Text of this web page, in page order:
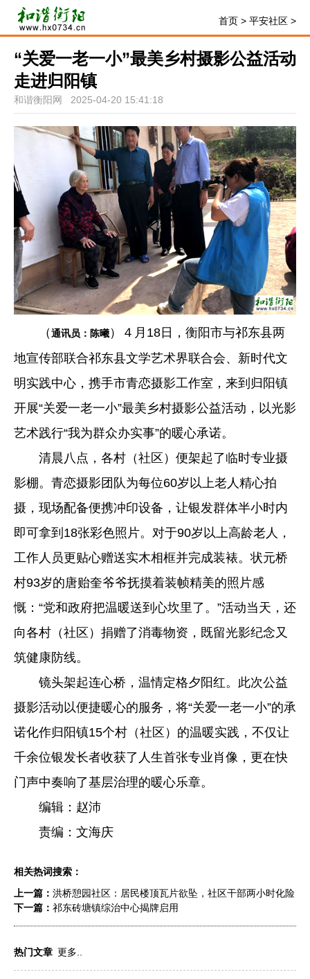
首页 > 平安社区 >
“关爱一老一小”最美乡村摄影公益活动
走进归阳镇
和谐衡阳网 2025-04-20 15:41:18
（通讯员：陈曦）４月18日，衡阳市与祁东县两
地宣传部联合祁东县文学艺术界联合会、新时代文
明实践中心，携手市青恋摄影工作室，来到归阳镇
开展“关爱一老一小”最美乡村摄影公益活动，以光影
艺术践行“我为群众办实事”的暖心承诺。
清晨八点，各村（社区）便架起了临时专业摄
影棚。青恋摄影团队为每位60岁以上老人精心拍
摄，现场配备便携冲印设备，让银发群体半小时内
即可拿到18张彩色照片。对于90岁以上高龄老人，
工作人员更贴心赠送实木相框并完成装裱。状元桥
村93岁的唐贻奎爷爷抚摸着装帧精美的照片感
慨：“党和政府把温暖送到心坎里了。”活动当天，还
向各村（社区）捐赠了消毒物资，既留光影纪念又
筑健康防线。
镜头架起连心桥，温情定格夕阳红。此次公益
摄影活动以便捷暖心的服务，将“关爱一老一小”的承
诺化作归阳镇15个村（社区）的温暖实践，不仅让
千余位银发长者收获了人生首张专业肖像，更在快
门声中奏响了基层治理的暖心乐章。
编辑：赵沛
责编：文海庆
相关热词搜索：
上一篇： 洪桥憩园社区：居民楼顶瓦片欲坠，社区干部两小时化险
下一篇： 祁东砖塘镇综治中心揭牌启用
热门文章 更多..